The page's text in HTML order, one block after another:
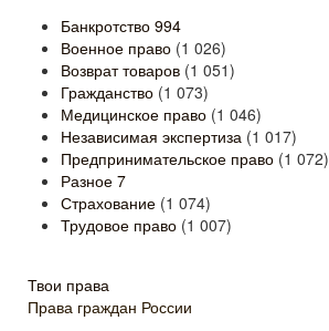
Банкротство 994
Военное право (1 026)
Возврат товаров (1 051)
Гражданство (1 073)
Медицинское право (1 046)
Независимая экспертиза (1 017)
Предпринимательское право (1 072)
Разное 7
Страхование (1 074)
Трудовое право (1 007)
Твои права
Права граждан России